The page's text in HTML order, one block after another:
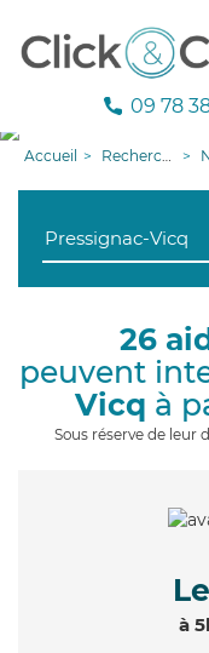
09 78
Accueil Recherche aide à domicile
26
peuvent
Vicq à
Sous réserve de
à